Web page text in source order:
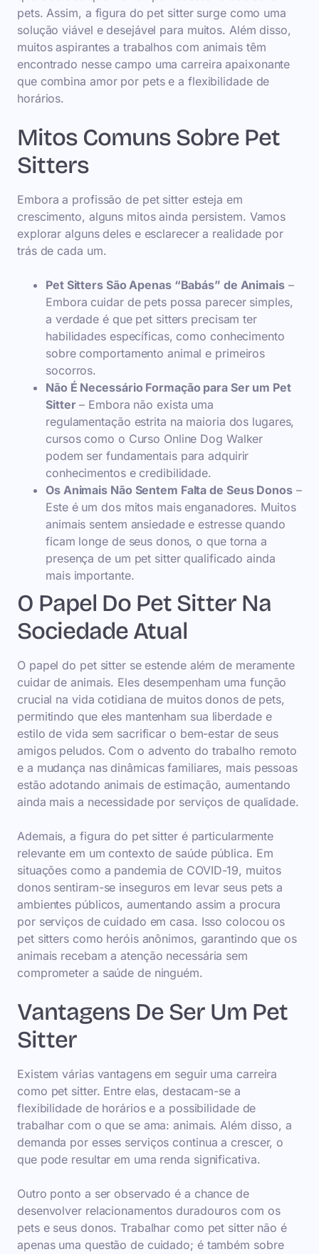
pets. Assim, a figura do pet sitter surge como uma
solução viável e desejável para muitos. Além disso,
muitos aspirantes a trabalhos com animais têm
encontrado nesse campo uma carreira apaixonante
que combina amor por pets e a flexibilidade de
horários.
Mitos Comuns Sobre Pet
Sitters
Embora a profissão de pet sitter esteja em
crescimento, alguns mitos ainda persistem. Vamos
explorar alguns deles e esclarecer a realidade por
trás de cada um.
Pet Sitters São Apenas “Babás” de Animais–
Embora cuidar de pets possa parecer simples,
a verdade é que pet sitters precisam ter
habilidades específicas, como conhecimento
sobre comportamento animal e primeiros
socorros.
Não É Necessário Formação para Ser um Pet
Sitter– Embora não exista uma
regulamentação estrita na maioria dos lugares,
cursos como o Curso Online Dog Walker
podem ser fundamentais para adquirir
conhecimentos e credibilidade.
Os Animais Não Sentem Falta de Seus Donos–
Este é um dos mitos mais enganadores. Muitos
animais sentem ansiedade e estresse quando
ficam longe de seus donos, o que torna a
presença de um pet sitter qualificado ainda
mais importante.
O Papel Do Pet Sitter Na
Sociedade Atual
O papel do pet sitter se estende além de meramente
cuidar de animais. Eles desempenham uma função
crucial na vida cotidiana de muitos donos de pets,
permitindo que eles mantenham sua liberdade e
estilo de vida sem sacrificar o bem-estar de seus
amigos peludos. Com o advento do trabalho remoto
e a mudança nas dinâmicas familiares, mais pessoas
estão adotando animais de estimação, aumentando
ainda mais a necessidade por serviços de qualidade.
Ademais, a figura do pet sitter é particularmente
relevante em um contexto de saúde pública. Em
situações como a pandemia de COVID-19, muitos
donos sentiram-se inseguros em levar seus pets a
ambientes públicos, aumentando assim a procura
por serviços de cuidado em casa. Isso colocou os
pet sitters como heróis anônimos, garantindo que os
animais recebam a atenção necessária sem
comprometer a saúde de ninguém.
Vantagens De Ser Um Pet
Sitter
Existem várias vantagens em seguir uma carreira
como pet sitter. Entre elas, destacam-se a
flexibilidade de horários e a possibilidade de
trabalhar com o que se ama: animais. Além disso, a
demanda por esses serviços continua a crescer, o
que pode resultar em uma renda significativa.
Outro ponto a ser observado é a chance de
desenvolver relacionamentos duradouros com os
pets e seus donos. Trabalhar como pet sitter não é
apenas uma questão de cuidado; é também sobre